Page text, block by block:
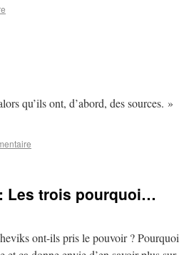
qu’ils ont, d’abord, des sources. »
Les trois pourquoi…
ont-ils pris le pouvoir ? Pourquoi